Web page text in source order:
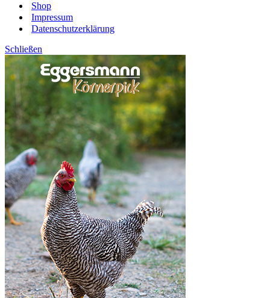
Shop
Impressum
Datenschutzerklärung
Schließen